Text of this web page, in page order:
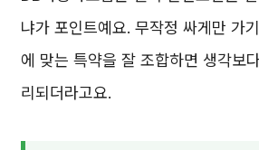
냐가 포인트예요. 무작정 싸게만 가
에 맞는 특약을 잘 조합하면 생각보
리되더라고요.